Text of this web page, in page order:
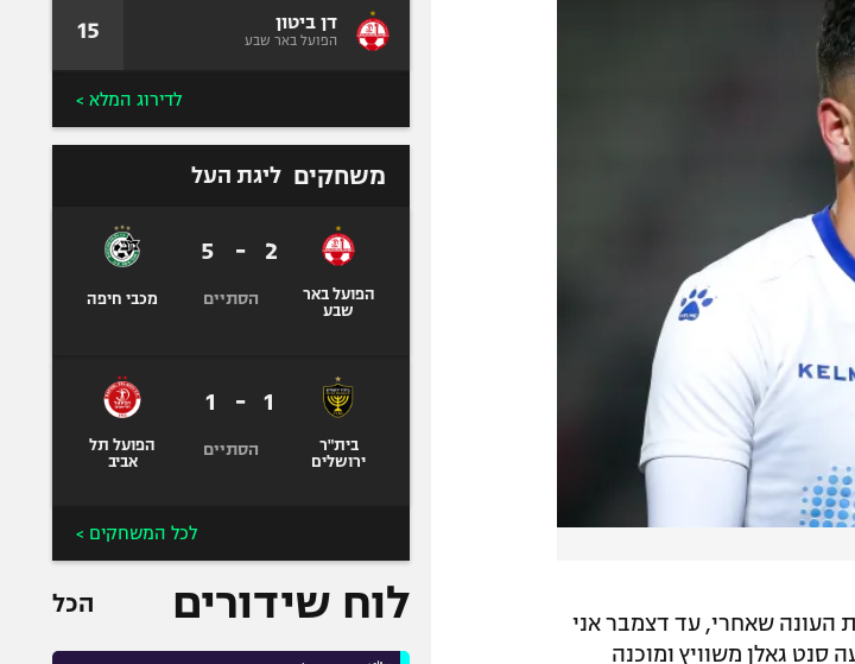
העונה שאחרי, עד דצמבר אני
סנט גאלן משוויץ ומוכנה
דן ביטון
הפועל באר שבע 15
לדירוג המלא >
משחקים ליגת העל
הפועל באר
שבע
2
-
5
הסתיים מכבי חיפה
בית"ר
ירושלים
1
-
1
הסתיים
הפועל תל
אביב
לכל המשחקים >
לוח שידורים הכל